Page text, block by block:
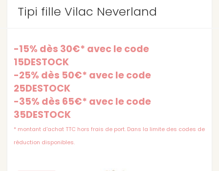
Tipi fille Vilac Neverland
-15% dès 30€* avec le code
15DESTOCK
-25% dès 50€* avec le code
25DESTOCK
-35% dès 65€* avec le code
35DESTOCK
* montant d'achat TTC hors frais de port. Dans la limite des codes de
réduction disponibles.